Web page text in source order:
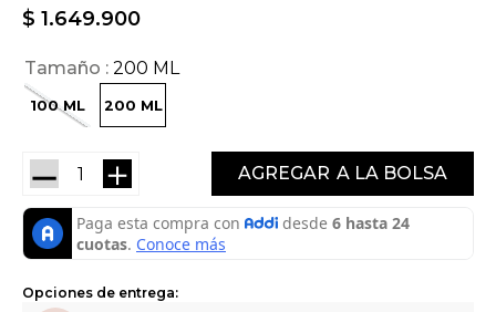
$ 1.649.900
Tamaño 200 ML
100 ML 200 ML
＋
－ AGREGAR
Opciones de entrega: